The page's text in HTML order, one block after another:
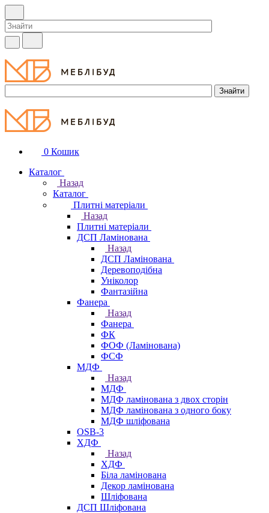
0 Кошик
Каталог
Назад
Каталог
Плитні матеріали
Назад
Плитні матеріали
ДСП Ламінована
Назад
ДСП Ламінована
Деревоподібна
Уніколор
Фантазійна
Фанера
Назад
Фанера
ФК
ФОФ (Ламінована)
ФСФ
МДФ
Назад
МДФ
МДФ ламінована з двох сторін
МДФ ламінована з одного боку
МДФ шліфована
OSB-3
ХДФ
Назад
ХДФ
Біла ламінована
Декор ламінована
Шліфована
ДСП Шліфована